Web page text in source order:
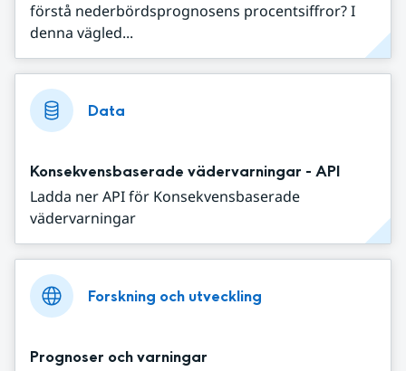
förstå nederbördsprognosens procentsiffror? I
denna vägled...
Data
Konsekvensbaserade vädervarningar - API
Ladda ner API för Konsekvensbaserade
vädervarningar
Forskning och utveckling
Prognoser och varningar